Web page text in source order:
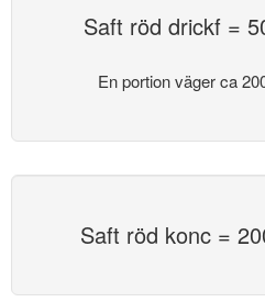
Saft röd drickf =
En portion väger ca
Saft röd konc =